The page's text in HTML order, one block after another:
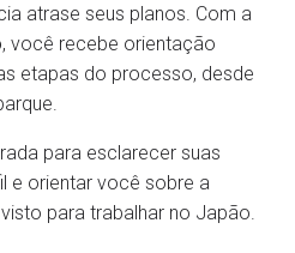
atrase seus planos. Com a
, você recebe orientação
etapas do processo, desde
para esclarecer suas
e orientar você sobre a
para trabalhar no Japão.